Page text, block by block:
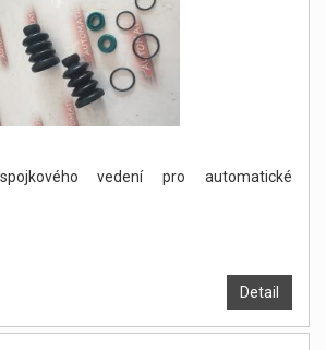
vedení pro automatické
Detail